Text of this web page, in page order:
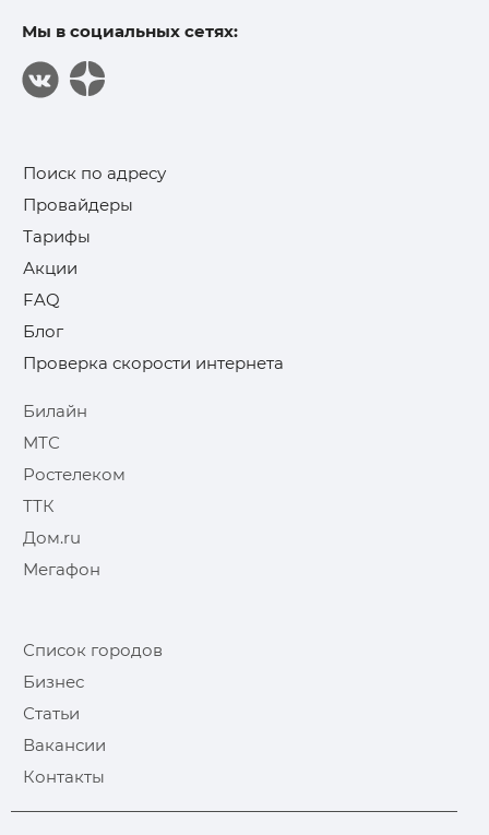
Мы в социальных сетях:
Поиск по адресу
Провайдеры
Тарифы
Акции
FAQ
Блог
Проверка скорости интернета
Билайн
МТС
Ростелеком
ТТК
Дом.ru
Мегафон
Список городов
Бизнес
Статьи
Вакансии
Контакты